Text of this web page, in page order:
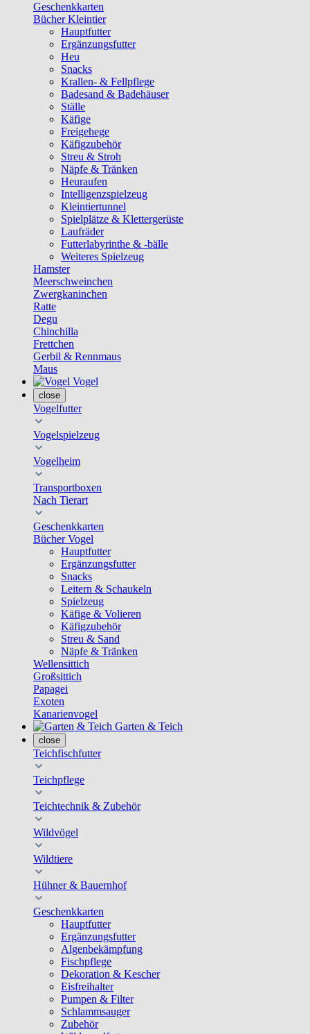
Geschenkkarten
Bücher Kleintier
Hauptfutter
Ergänzungsfutter
Heu
Snacks
Krallen- & Fellpflege
Badesand & Badehäuser
Ställe
Käfige
Freigehege
Käfigzubehör
Streu & Stroh
Näpfe & Tränken
Heuraufen
Intelligenzspielzeug
Kleintiertunnel
Spielplätze & Klettergerüste
Laufräder
Futterlabyrinthe & -bälle
Weiteres Spielzeug
Hamster
Meerschweinchen
Zwergkaninchen
Ratte
Degu
Chinchilla
Frettchen
Gerbil & Rennmaus
Maus
Vogel
close
Vogelfutter
Vogelspielzeug
Vogelheim
Transportboxen
Nach Tierart
Geschenkkarten
Bücher Vogel
Hauptfutter
Ergänzungsfutter
Snacks
Leitern & Schaukeln
Spielzeug
Käfige & Volieren
Käfigzubehör
Streu & Sand
Näpfe & Tränken
Wellensittich
Großsittich
Papagei
Exoten
Kanarienvogel
Garten & Teich
close
Teichfischfutter
Teichpflege
Teichtechnik & Zubehör
Wildvögel
Wildtiere
Hühner & Bauernhof
Geschenkkarten
Hauptfutter
Ergänzungsfutter
Algenbekämpfung
Fischpflege
Dekoration & Kescher
Eisfreihalter
Pumpen & Filter
Schlammsauger
Zubehör